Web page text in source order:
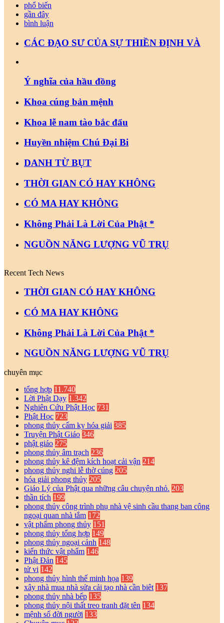
phổ biến
gần đây
bình luận
CÁC ĐẠO SƯ CỦA SỰ THIỀN ĐỊNH VÀ
Ý nghĩa của hầu đồng
Khoa cúng bản mệnh
Khoa lễ nam tào bắc đẩu
Huyền nhiệm Chú Đại Bi
DANH TỪ BỤT
THỜI GIAN CÓ HAY KHÔNG
CÓ MA HAY KHÔNG
Không Phải Là Lời Của Phật *
NGUỒN NĂNG LƯỢNG VŨ TRỤ
Recent Tech News
THỜI GIAN CÓ HAY KHÔNG
CÓ MA HAY KHÔNG
Không Phải Là Lời Của Phật *
NGUỒN NĂNG LƯỢNG VŨ TRỤ
chuyên mục
tổng hợp 11.740
Lời Phật Dạy 1.342
Nghiên Cứu Phật Học 731
Phật Học 723
phong thủy cấm kỵ hóa giải 385
Truyện Phật Giáo 346
phật giáo 275
phong thủy âm trạch 236
phong thủy kê đệm kích hoạt cải vận 214
phong thủy nghi lễ thờ cúng 205
hóa giải phong thủy 205
Giáo Lý của Phật qua những câu chuyện nhỏ. 203
thần tích 199
phong thủy công trình phụ nhà vệ sinh cầu thang ban công
ngoại quan nhà tắm 172
vật phẩm phong thủy 151
phong thủy tổng hợp 149
phong thủy ngoại cảnh 148
kiến thức vật phẩm 146
Phật Đản 145
tử vi 142
phong thủy hình thế minh họa 139
xây nhà mua nhà sửa cải tạo nhà cần biêt 137
phong thủy nhà bếp 135
phong thủy nội thất treo tranh đặt tên 134
mệnh số đời người 133